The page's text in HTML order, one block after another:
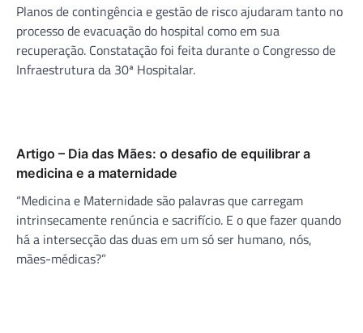
Planos de contingência e gestão de risco ajudaram tanto no
processo de evacuação do hospital como em sua
recuperação. Constatação foi feita durante o Congresso de
Infraestrutura da 30ª Hospitalar.
Artigo – Dia das Mães: o desafio de equilibrar a
medicina e a maternidade
“Medicina e Maternidade são palavras que carregam
intrinsecamente renúncia e sacrifício. E o que fazer quando
há a intersecção das duas em um só ser humano, nós,
mães-médicas?”